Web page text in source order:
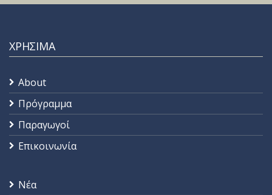
ΧΡΗΣΙΜΑ
About
Πρόγραμμα
Παραγωγοί
Επικοινωνία
Νέα